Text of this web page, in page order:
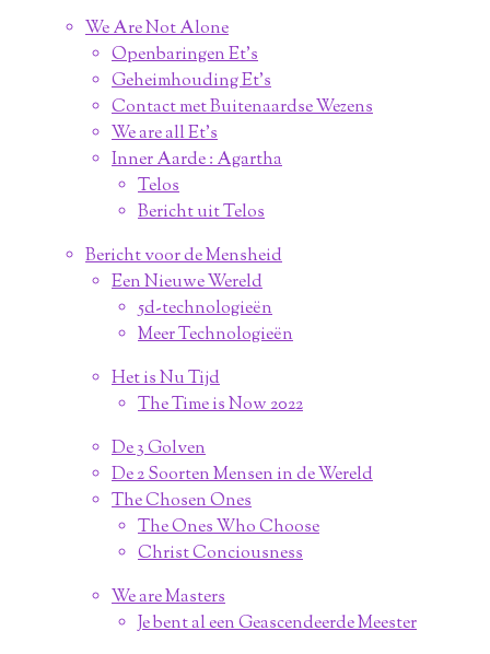
We Are Not Alone
Openbaringen Et's
Geheimhouding Et's
Contact met Buitenaardse Wezens
We are all Et's
Inner Aarde : Agartha
Telos
Bericht uit Telos
Bericht voor de Mensheid
Een Nieuwe Wereld
5d-technologieën
Meer Technologieën
Het is Nu Tijd
The Time is Now 2022
De 3 Golven
De 2 Soorten Mensen in de Wereld
The Chosen Ones
The Ones Who Choose
Christ Conciousness
We are Masters
Je bent al een Geascendeerde Meester